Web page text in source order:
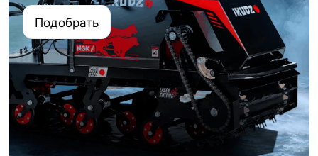
Подобрать